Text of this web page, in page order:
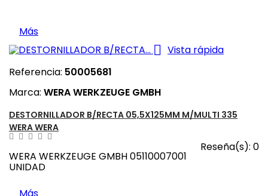
Más
 Vista rápida
Referencia: 50005681
Marca: WERA WERKZEUGE GMBH
DESTORNILLADOR B/RECTA 05,5X125MM M/MULTI 335
WERA WERA
Reseña(s): 0
WERA WERKZEUGE GMBH 05110007001
UNIDAD